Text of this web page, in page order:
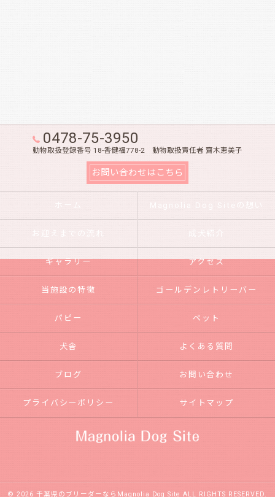
0478-75-3950
動物取扱登録番号 18-香健福778-2 動物取扱責任者 齋木恵美子
お問い合わせはこちら
ホーム Magnolia Dog Siteの想い
お迎えまでの流れ 成犬紹介
ギャラリー アクセス
当施設の特徴 ゴールデンレトリーバー
パピー ペット
犬舎 よくある質問
ブログ お問い合わせ
プライバシーポリシー サイトマップ
© 2026 千葉県のブリーダーならMagnolia Dog Site ALL RIGHTS RESERVED.